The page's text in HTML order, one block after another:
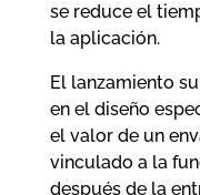
se reduce el
la aplicación.
El lanzamiento
en el diseño
el valor de un
vinculado a la
después de la